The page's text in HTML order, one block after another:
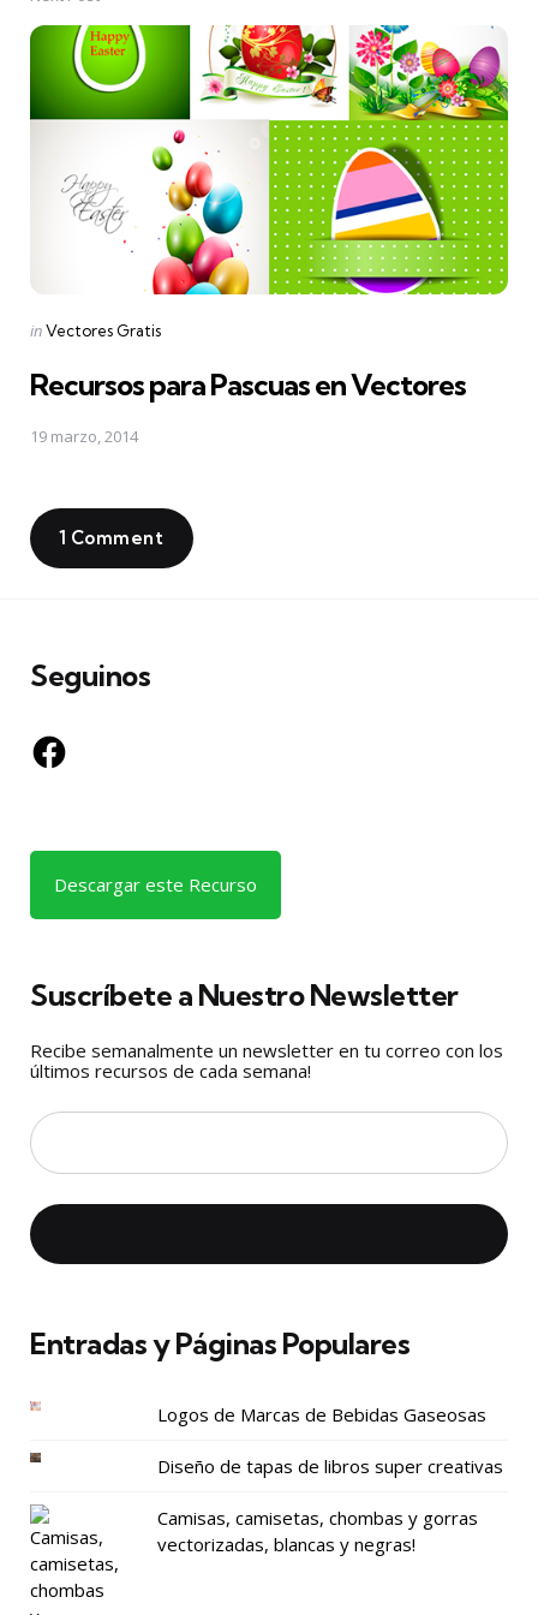
Posted
inVectores Gratis
Recursos para Pascuas en Vectores
19 marzo, 2014
1 Comment
Seguinos
Facebook
Descargar este Recurso
Suscríbete a Nuestro Newsletter
Recibe semanalmente un newsletter en tu correo con los
últimos recursos de cada semana!
Entradas y Páginas Populares
Logos de Marcas de Bebidas Gaseosas
Diseño de tapas de libros super creativas
Camisas, camisetas, chombas y gorras
vectorizadas, blancas y negras!